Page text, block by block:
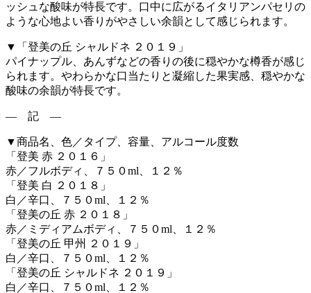
ッシュな酸味が特長です。口中に広がるイタリアンパセリの
ような心地よい香りがやさしい余韻として感じられます。
▼「登美の丘 シャルドネ ２０１９」
パイナップル、あんずなどの香りの後に穏やかな樽香が感じ
られます。やわらかな口当たりと凝縮した果実感、穏やかな
酸味の余韻が特長です。
― 記 ―
▼商品名、色／タイプ、容量、アルコール度数
「登美 赤 ２０１６」
赤／フルボディ、７５０ml、１２％
「登美 白 ２０１８」
白／辛口、７５０ml、１２％
「登美の丘 赤 ２０１８」
赤／ミディアムボディ、７５０ml、１２％
「登美の丘 甲州 ２０１９」
白／辛口、７５０ml、１２％
「登美の丘 シャルドネ ２０１９」
白／辛口、７５０ml、１２％